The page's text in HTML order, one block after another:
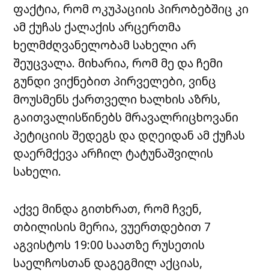
ფაქტია, რომ ოკუპაციის პირობებშიც კი
ამ ქუჩას ქალაქის არცერთმა
ხელმძღვანელობამ სახელი არ
შეუცვალა. მიხარია, რომ მე და ჩემი
გუნდი ვიქნებით პირველები, ვინც
მოუსმენს ქართველი ხალხის აზრს,
გაითვალისწინებს მრავალრიცხოვანი
პეტიციის შედეგს და დღეიდან ამ ქუჩას
დაერმქევა არჩილ ტატუნაშვილის
სახელი.
აქვე მინდა გითხრათ, რომ ჩვენ,
თბილისის მერია, ვუერთდებით 7
აგვისტოს 19:00 საათზე რუსეთის
საელჩოსთან დაგეგმილ აქციას,